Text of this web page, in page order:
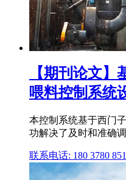
【期刊论文
喂料控制系统
本控制系统基于西门
功解决了及时和准确
联系电话: 180 3780